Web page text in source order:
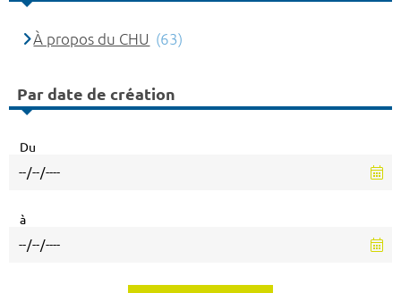
À propos du CHU (63)
Par date de création
Du
à